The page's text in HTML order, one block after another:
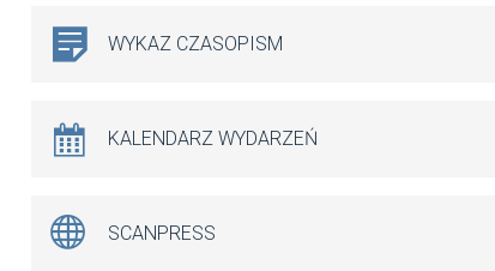
WYKAZ CZASOPISM
KALENDARZ WYDARZEŃ
SCANPRESS